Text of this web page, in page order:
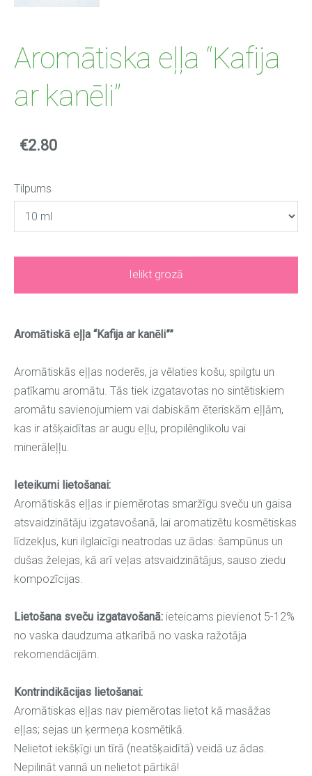
Aromātiska eļļa “Kafija
ar kanēli”
€2.80
Tilpums
Ielikt grozā
Aromātiskā eļļa “Kafija ar kanēli””
Aromātiskās eļļas noderēs, ja vēlaties košu, spilgtu un
patīkamu aromātu. Tās tiek izgatavotas no sintētiskiem
aromātu savienojumiem vai dabiskām ēteriskām eļļām,
kas ir atšķaidītas ar augu eļļu, propilēnglikolu vai
minerāleļļu.
Ieteikumi lietošanai:
Aromātiskās eļļas ir piemērotas smaržīgu sveču un gaisa
atsvaidzinātāju izgatavošanā, lai aromatizētu kosmētiskas
līdzekļus, kuri ilglaicīgi neatrodas uz ādas: šampūnus un
dušas želejas, kā arī veļas atsvaidzinātājus, sauso ziedu
kompozīcijas.
Lietošana sveču izgatavošanā: ieteicams pievienot 5-12%
no vaska daudzuma atkarībā no vaska ražotāja
rekomendācijām.
Kontrindikācijas lietošanai:
Aromātiskas eļļas nav piemērotas lietot kā masāžas
eļļas; sejas un ķermeņa kosmētikā.
Nelietot iekšķīgi un tīrā (neatšķaidītā) veidā uz ādas.
Nepilināt vannā un nelietot pārtikā!